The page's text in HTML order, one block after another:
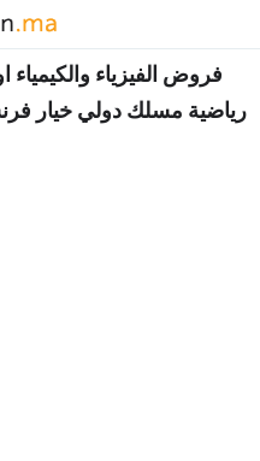
فروض الفيزياء
رياضية مسلك دولي خيار فرنسية 2022-2023 مع